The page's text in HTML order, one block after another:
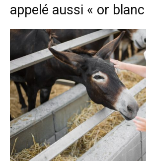
appelé aussi « or blanc